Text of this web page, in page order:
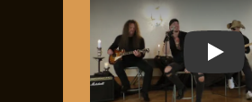
PLAY